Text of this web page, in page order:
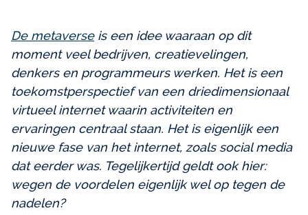
De metaverseis een idee waaraan op dit
moment veel bedrijven, creatievelingen,
denkers en programmeurs werken. Het is een
toekomstperspectief van een driedimensionaal
virtueel internet waarin activiteiten en
ervaringen centraal staan. Het is eigenlijk een
nieuwe fase van het internet, zoals social media
dat eerder was. Tegelijkertijd geldt ook hier:
wegen de voordelen eigenlijk wel op tegen de
nadelen?